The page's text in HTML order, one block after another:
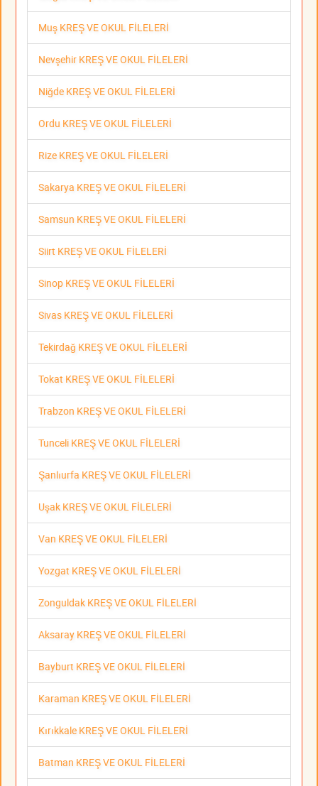
Muş KREŞ VE OKUL FİLELERİ
Nevşehir KREŞ VE OKUL FİLELERİ
Niğde KREŞ VE OKUL FİLELERİ
Ordu KREŞ VE OKUL FİLELERİ
Rize KREŞ VE OKUL FİLELERİ
Sakarya KREŞ VE OKUL FİLELERİ
Samsun KREŞ VE OKUL FİLELERİ
Siirt KREŞ VE OKUL FİLELERİ
Sinop KREŞ VE OKUL FİLELERİ
Sivas KREŞ VE OKUL FİLELERİ
Tekirdağ KREŞ VE OKUL FİLELERİ
Tokat KREŞ VE OKUL FİLELERİ
Trabzon KREŞ VE OKUL FİLELERİ
Tunceli KREŞ VE OKUL FİLELERİ
Şanlıurfa KREŞ VE OKUL FİLELERİ
Uşak KREŞ VE OKUL FİLELERİ
Van KREŞ VE OKUL FİLELERİ
Yozgat KREŞ VE OKUL FİLELERİ
Zonguldak KREŞ VE OKUL FİLELERİ
Aksaray KREŞ VE OKUL FİLELERİ
Bayburt KREŞ VE OKUL FİLELERİ
Karaman KREŞ VE OKUL FİLELERİ
Kırıkkale KREŞ VE OKUL FİLELERİ
Batman KREŞ VE OKUL FİLELERİ